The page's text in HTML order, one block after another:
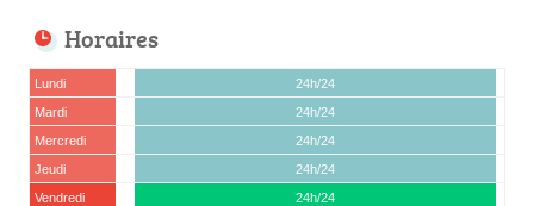
Horaires
Lundi
24h/24
Mardi
24h/24
Mercredi
24h/24
Jeudi
24h/24
Vendredi
24h/24